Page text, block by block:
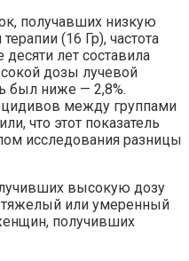
получавших низкую
(16 Гр), частота
лет составила
дозы лучевой
был ниже — 2,8%.
между группами
что этот показатель
исследования разницы
высокую дозу
тяжелый или умеренный
получивших